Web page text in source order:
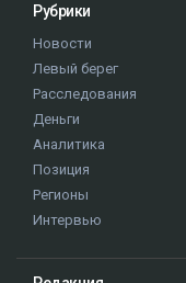
Рубрики
Новости
Левый берег
Расследования
Деньги
Аналитика
Позиция
Регионы
Интервью